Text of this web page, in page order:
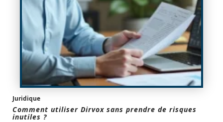
Juridique
Comment utiliser Dirvox sans prendre de risques
inutiles ?